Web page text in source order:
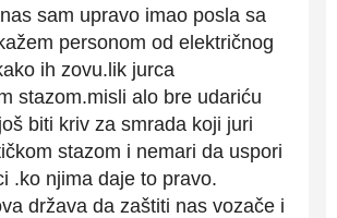
sam upravo imao posla sa
personom od električnog
ih zovu.lik jurca
stazom.misli alo bre udariću
biti kriv za smrada koji juri
stazom i nemari da uspori
.ko njima daje to pravo.
država da zaštiti nas vozače i